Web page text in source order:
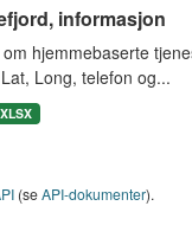
informasjon
hjemmebaserte
Long, telefon og...
XLSX
(seAPI-dokumenter).